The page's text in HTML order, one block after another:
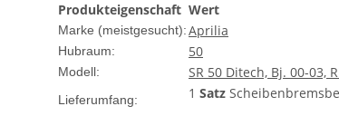
Produkteigenschaft Wert
Marke (meistgesucht):Aprilia
Hubraum: 50
Modell: SR 50 Ditech, Bj. 00-03,
Lieferumfang: 1 Satz